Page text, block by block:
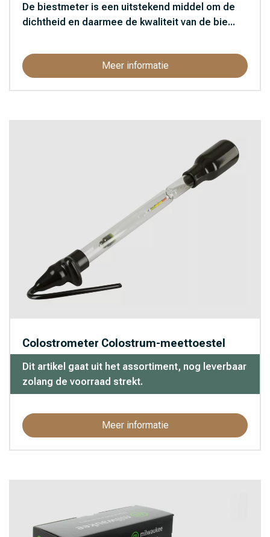
De biestmeter is een uitstekend middel om de
dichtheid en daarmee de kwaliteit van de bie...
Meer informatie
Colostrometer Colostrum-meettoestel
Dit artikel gaat uit het assortiment, nog leverbaar
zolang de voorraad strekt.
Meer informatie